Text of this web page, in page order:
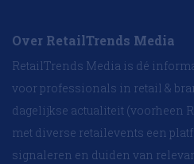
Over RetailTrends Media
RetailTrends Media is dé
voor professionals in retail &
dagelijkse actualiteit (voorheen
met diverse retailevents een
signaleren en duiden van